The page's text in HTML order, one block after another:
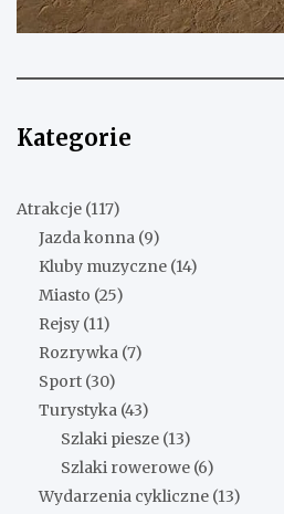
Kategorie
Atrakcje (117)
Jazda konna (9)
Kluby muzyczne (14)
Miasto (25)
Rejsy (11)
Rozrywka (7)
Sport (30)
Turystyka (43)
Szlaki piesze (13)
Szlaki rowerowe (6)
Wydarzenia cykliczne (13)